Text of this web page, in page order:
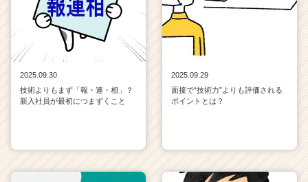
2025.09.30
技術よりもまず「報・連・相」？
新入社員が最初につまずくこと
2025.09.29
面接で“技術力”よりも評価される
ポイントとは？